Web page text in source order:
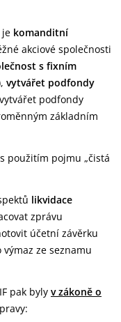
komanditní
akciové společnosti
s fixním
vytvářet podfondy
podfondy
základním
s použitím pojmu „čistá
likvidace
zprávu
účetní závěrku
ze seznamu
pak byly v zákoně o